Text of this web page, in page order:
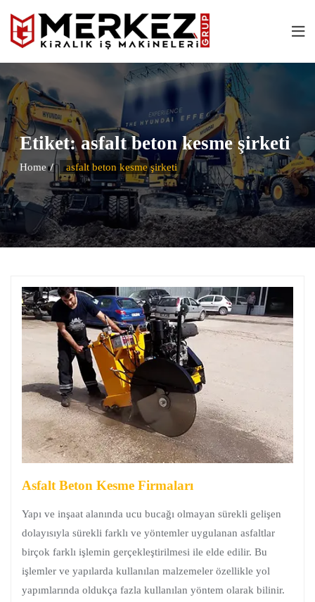
Etiket:asfalt beton kesme şirketi
Home asfalt beton kesme şirketi
Asfalt Beton Kesme Firmaları
Yapı ve inşaat alanında ucu bucağı olmayan sürekli gelişen
dolayısıyla sürekli farklı ve yöntemler uygulanan asfaltlar
birçok farklı işlemin gerçekleştirilmesi ile elde edilir. Bu
işlemler ve yapılarda kullanılan malzemeler özellikle yol
yapımlarında oldukça fazla kullanılan yöntem olarak bilinir.